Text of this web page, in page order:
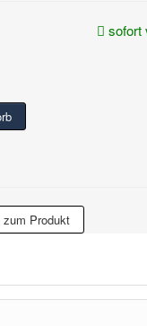
sofort
zum Produkt